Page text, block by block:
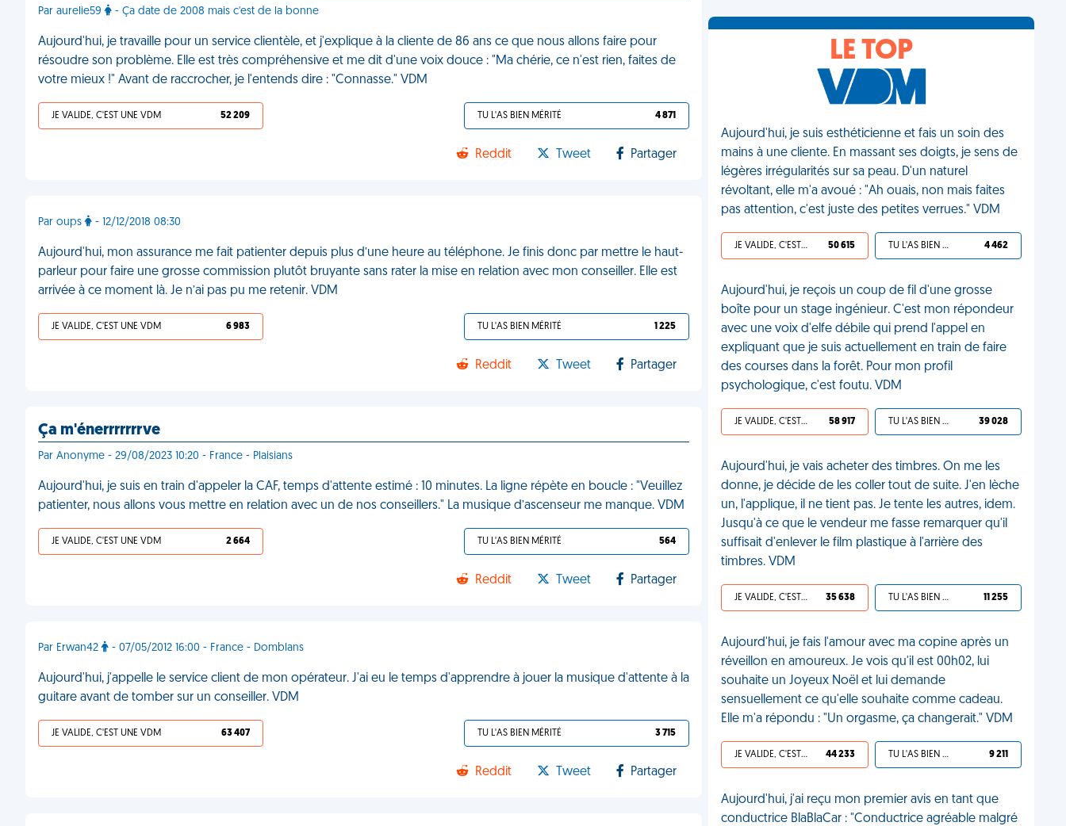
Par aurelie59 - Ça date de 2008 mais c'est de la bonne
Aujourd'hui, je travaille pour un service clientèle, et j'explique à la cliente de 86 ans ce que nous allons faire pour
résoudre son problème. Elle est très compréhensive et me dit d'une voix douce : "Ma chérie, ce n'est rien, faites de
votre mieux !" Avant de raccrocher, je l'entends dire : "Connasse." VDM
JE VALIDE, C'EST UNE VDM 52 209 TU L'AS BIEN MÉRITÉ 4 871
Reddit Tweet Partager
Par oups - 12/12/2018 08:30
Aujourd'hui, mon assurance me fait patienter depuis plus d’une heure au téléphone. Je finis donc par mettre le haut-
parleur pour faire une grosse commission plutôt bruyante sans rater la mise en relation avec mon conseiller. Elle est
arrivée à ce moment là. Je n’ai pas pu me retenir. VDM
JE VALIDE, C'EST UNE VDM 6 983 TU L'AS BIEN MÉRITÉ 1 225
Reddit Tweet Partager
Ça m'énerrrrrrrve
Par Anonyme - 29/08/2023 10:20 - France - Plaisians
Aujourd'hui, je suis en train d'appeler la CAF, temps d'attente estimé : 10 minutes. La ligne répète en boucle : "Veuillez
patienter, nous allons vous mettre en relation avec un de nos conseillers." La musique d’ascenseur me manque. VDM
JE VALIDE, C'EST UNE VDM 2 664 TU L'AS BIEN MÉRITÉ 564
Reddit Tweet Partager
Par Erwan42 - 07/05/2012 16:00 - France - Domblans
Aujourd'hui, j'appelle le service client de mon opérateur. J'ai eu le temps d'apprendre à jouer la musique d'attente à la
guitare avant de tomber sur un conseiller. VDM
JE VALIDE, C'EST UNE VDM 63 407 TU L'AS BIEN MÉRITÉ 3 715
Reddit Tweet Partager
LE TOP
Aujourd'hui, je suis esthéticienne et fais un soin des
mains à une cliente. En massant ses doigts, je sens de
légères irrégularités sur sa peau. D'un naturel
révoltant, elle m'a avoué : "Ah ouais, non mais faites
pas attention, c'est juste des petites verrues." VDM
JE VALIDE, C'EST UNE VDM 50 615 TU L'AS BIEN MÉRITÉ 4 462
Aujourd'hui, je reçois un coup de fil d'une grosse
boîte pour un stage ingénieur. C'est mon répondeur
avec une voix d'elfe débile qui prend l'appel en
expliquant que je suis actuellement en train de faire
des courses dans la forêt. Pour mon profil
psychologique, c'est foutu. VDM
JE VALIDE, C'EST UNE VDM 58 917 TU L'AS BIEN MÉRITÉ 39 028
Aujourd'hui, je vais acheter des timbres. On me les
donne, je décide de les coller tout de suite. J'en lèche
un, l'applique, il ne tient pas. Je tente les autres, idem.
Jusqu'à ce que le vendeur me fasse remarquer qu'il
suffisait d'enlever le film plastique à l'arrière des
timbres. VDM
JE VALIDE, C'EST UNE VDM 35 638 TU L'AS BIEN MÉRITÉ 11 255
Aujourd'hui, je fais l'amour avec ma copine après un
réveillon en amoureux. Je vois qu'il est 00h02, lui
souhaite un Joyeux Noël et lui demande
sensuellement ce qu'elle souhaite comme cadeau.
Elle m'a répondu : "Un orgasme, ça changerait." VDM
JE VALIDE, C'EST UNE VDM 44 233 TU L'AS BIEN MÉRITÉ 9 211
Aujourd'hui, j'ai reçu mon premier avis en tant que
conductrice BlaBlaCar : "Conductrice agréable malgré